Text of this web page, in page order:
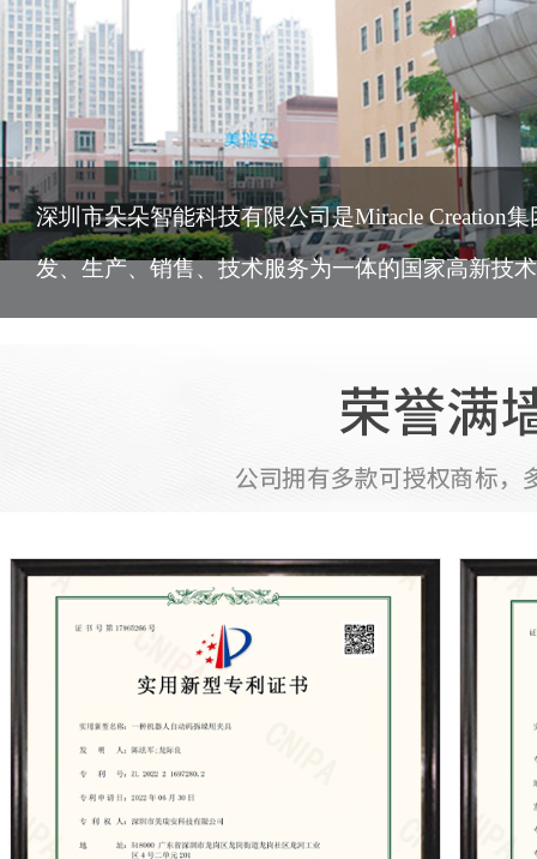
深圳市朵朵智能科技有限公司是Miracle Creation
发、生产、销售、技术服务为一体的国家高新技